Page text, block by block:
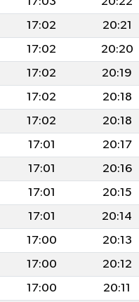
17:02 20:21
17:02 20:20
17:02 20:19
17:02 20:18
17:02 20:18
17:01 20:17
17:01 20:16
17:01 20:15
17:01 20:14
17:00 20:13
17:00 20:12
17:00 20:11